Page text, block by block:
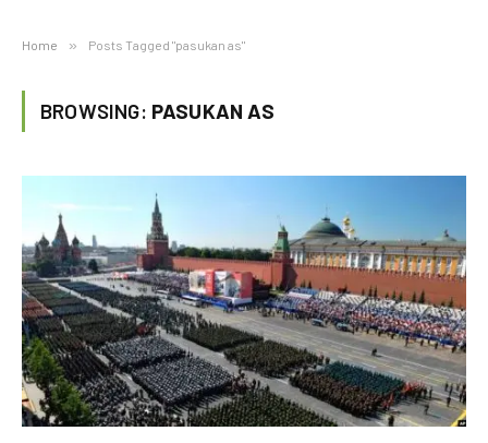
Home » Posts Tagged "pasukan as"
BROWSING: PASUKAN AS